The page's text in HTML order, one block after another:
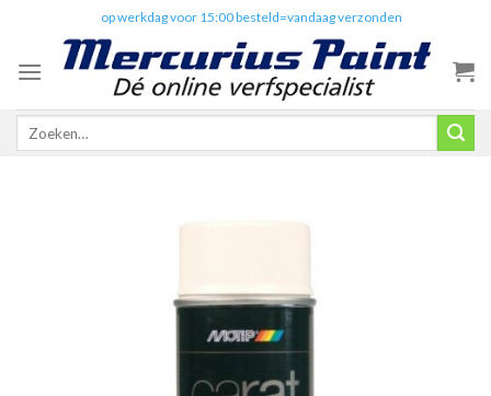
content
op werkdag voor 15:00 besteld=vandaag verzonden
Zoeken